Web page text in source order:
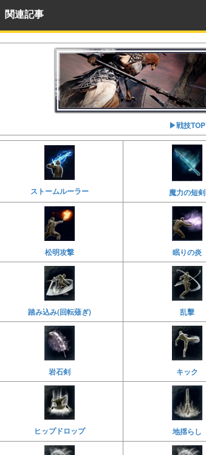
関連記事
▶︎戦技TOP
ストームルーラー 魔力の短剣
松明攻撃 眠りの炎
踏み込み(回転薙ぎ) 乱擊
岩石剣 キック
ヒップドロップ 地揺らし